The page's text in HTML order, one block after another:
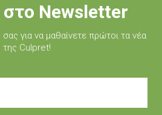
Newsletter
για να μαθαίνετε πρώτοι τα νέα
της Culpret!